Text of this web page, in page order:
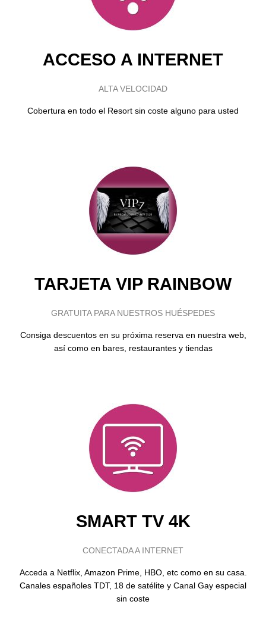
ACCESO A INTERNET
ALTA VELOCIDAD
Cobertura en todo el Resort sin coste alguno para usted
TARJETA VIP RAINBOW
GRATUITA PARA NUESTROS HUÉSPEDES
Consiga descuentos en su próxima reserva en nuestra web,
así como en bares, restaurantes y tiendas
SMART TV 4K
CONECTADA A INTERNET
Acceda a Netflix, Amazon Prime, HBO, etc como en su casa.
Canales españoles TDT, 18 de satélite y Canal Gay especial
sin coste